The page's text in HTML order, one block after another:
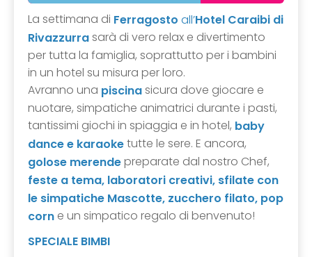
La settimana di Ferragosto all’Hotel Caraibi di
Rivazzurrasarà di vero relax e divertimento
per tutta la famiglia, soprattutto per i bambini
in un hotel su misura per loro.
Avranno una piscinasicura dove giocare e
nuotare, simpatiche animatrici durante i pasti,
tantissimi giochi in spiaggia e in hotel, baby
dance e karaoketutte le sere. E ancora,
golose merendepreparate dal nostro Chef,
feste a tema, laboratori creativi, sfilate con
le simpatiche Mascotte, zucchero filato, pop
corn e un simpatico regalo di benvenuto!
SPECIALE BIMBI